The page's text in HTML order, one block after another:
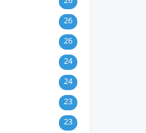
26
26
24
24
23
23